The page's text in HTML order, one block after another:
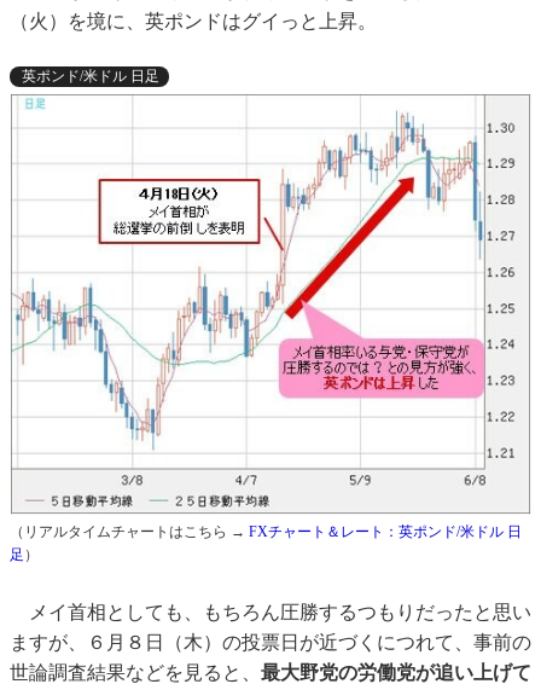
（火）を境に、英ポンドはグイっと上昇。
英ポンド/米ドル 日足
（リアルタイムチャートはこちら → FXチャート＆レート：英ポンド/米ドル 日
足 ）
メイ首相としても、もちろん圧勝するつもりだったと思い
ますが、６月８日（木）の投票日が近づくにつれて、事前の
世論調査結果などを見ると、 最大野党の労働党が追い上げて